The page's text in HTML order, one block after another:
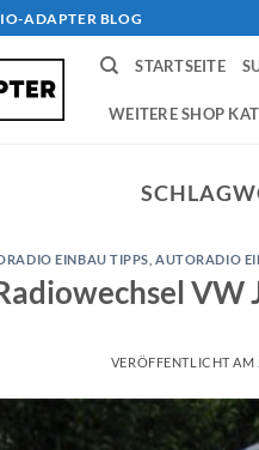
ADAPTER BLOG
STARTSEITE
WEITERE SHOP
EINBAU TIPPS ,AUTORADIO
VW
VERÖFFENTLICHT AM